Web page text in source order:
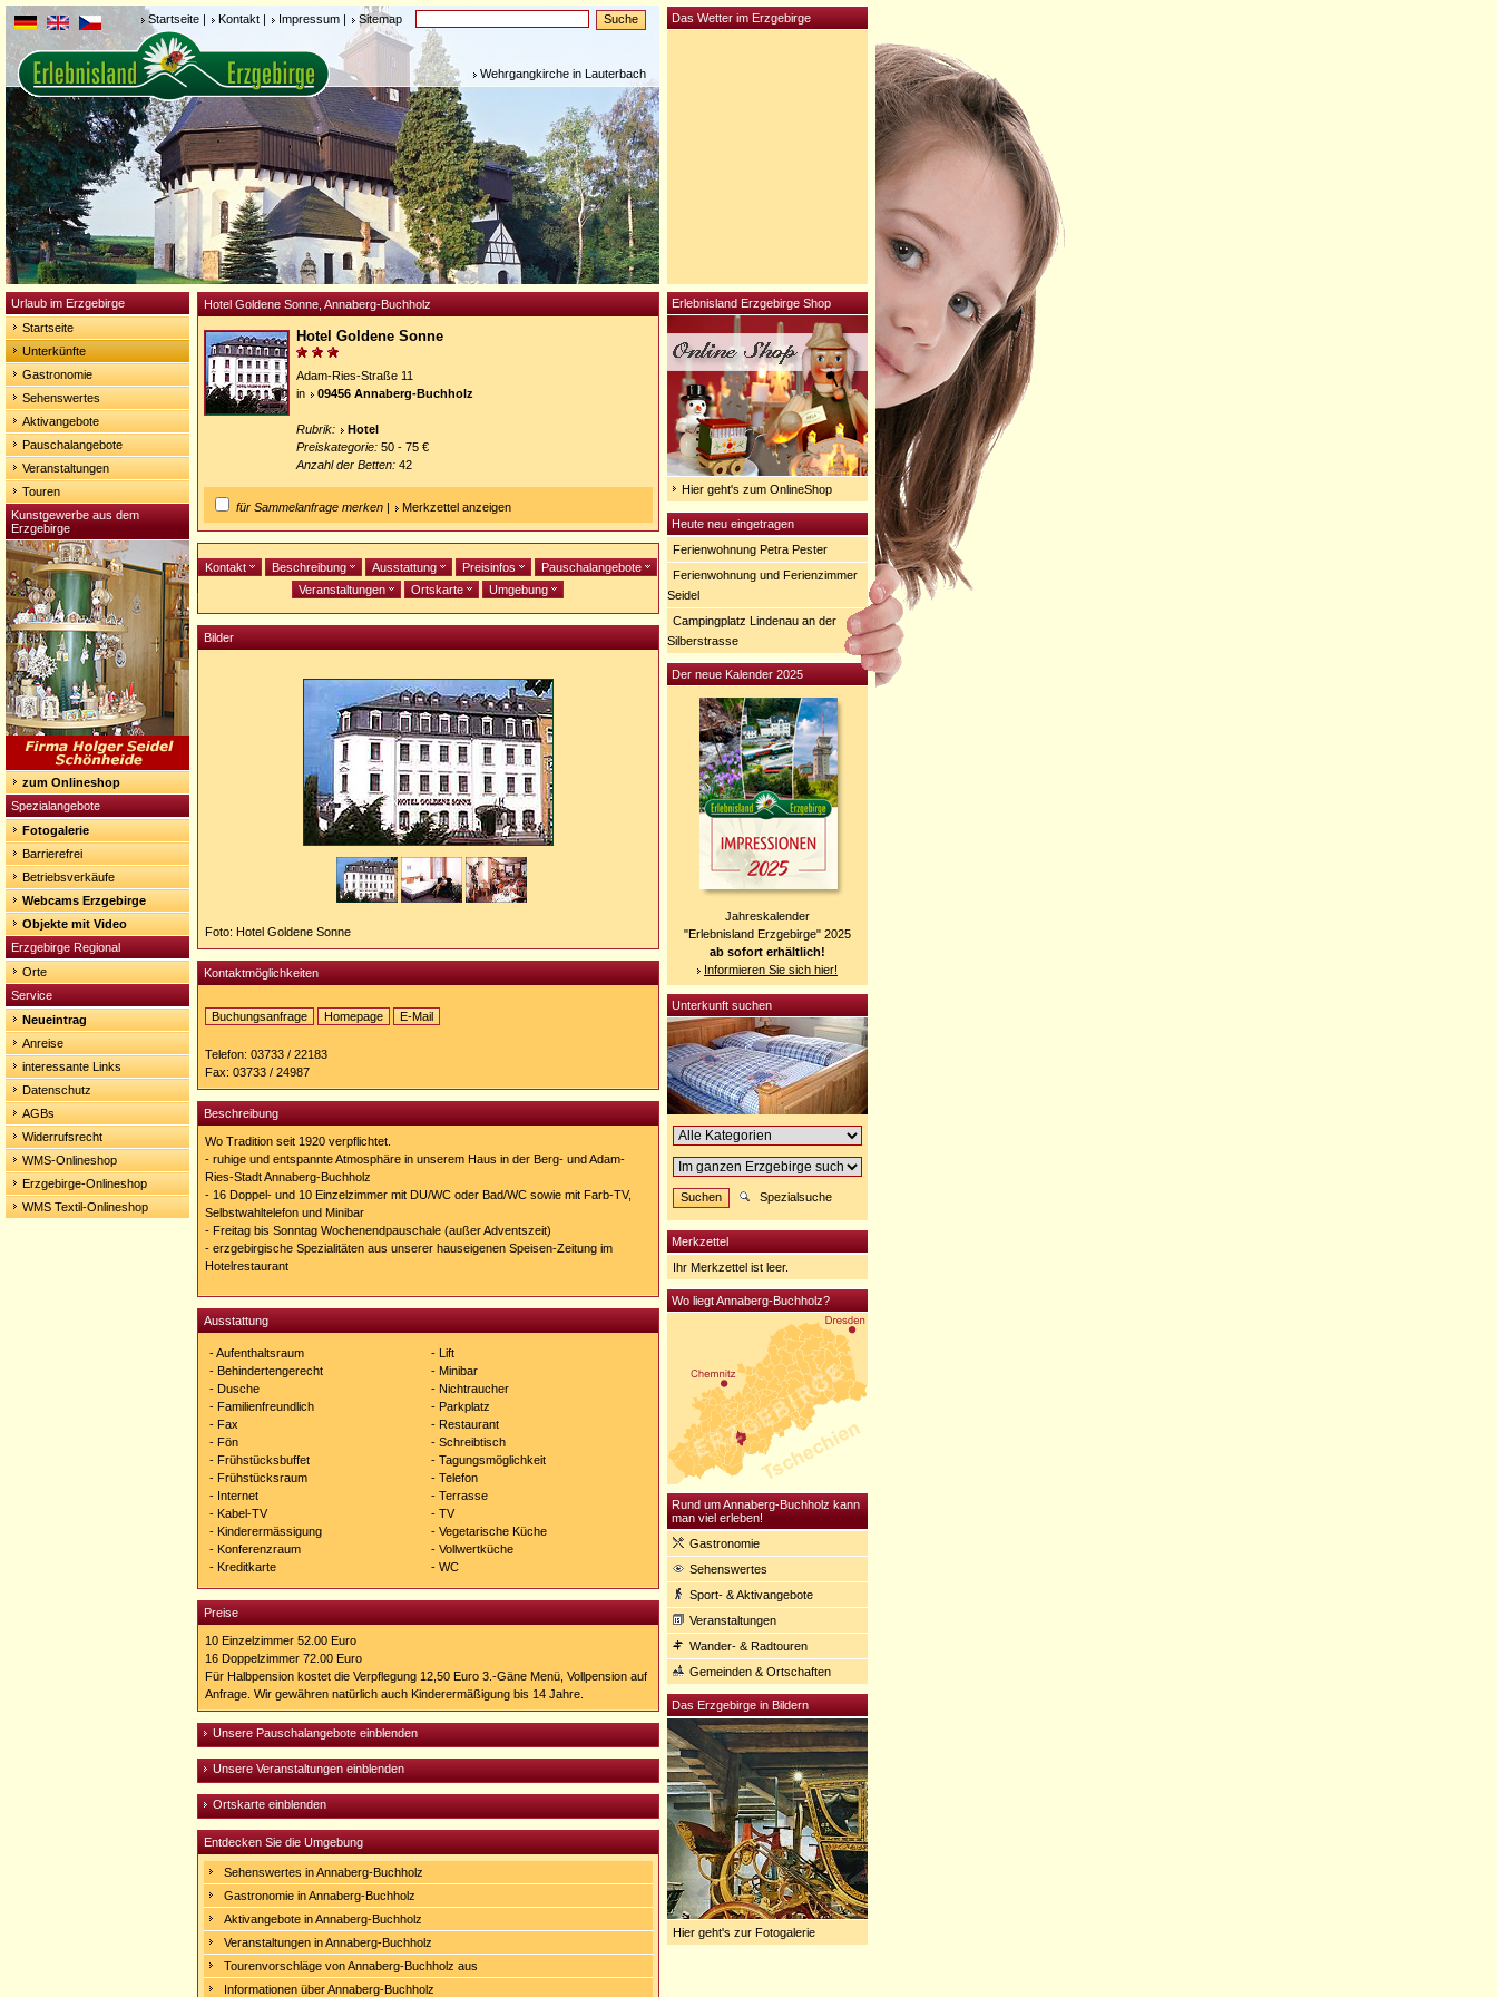
Startseite | Kontakt | Impressum | Sitemap
Wehrgangkirche in Lauterbach
Urlaub im Erzgebirge
Startseite
Unterkünfte
Gastronomie
Sehenswertes
Aktivangebote
Pauschalangebote
Veranstaltungen
Touren
Kunstgewerbe aus dem
Erzgebirge
zum Onlineshop
Spezialangebote
Fotogalerie
Barrierefrei
Betriebsverkäufe
Webcams Erzgebirge
Objekte mit Video
Erzgebirge Regional
Orte
Service
Neueintrag
Anreise
interessante Links
Datenschutz
AGBs
Widerrufsrecht
WMS-Onlineshop
Erzgebirge-Onlineshop
WMS Textil-Onlineshop
Hotel Goldene Sonne, Annaberg-Buchholz
Hotel Goldene Sonne
Adam-Ries-Straße 11
in
09456 Annaberg-Buchholz
Rubrik:
Hotel
Preiskategorie: 50 - 75 €
Anzahl der Betten: 42
für Sammelanfrage merken | Merkzettel anzeigen
Kontakt Beschreibung Ausstattung Preisinfos
Pauschalangebote
Veranstaltungen
Ortskarte Umgebung
Bilder
Foto: Hotel Goldene Sonne
Kontaktmöglichkeiten
Buchungsanfrage
Homepage
http://www.goldene-
sonne.de
E-Mail
Telefon: 03733 / 22183
Fax: 03733 / 24987
Beschreibung
Wo Tradition seit 1920 verpflichtet.
- ruhige und entspannte Atmosphäre in unserem Haus in der Berg- und Adam-
Ries-Stadt Annaberg-Buchholz
- 16 Doppel- und 10 Einzelzimmer mit DU/WC oder Bad/WC sowie mit Farb-TV,
Selbstwahltelefon und Minibar
- Freitag bis Sonntag Wochenendpauschale (außer Adventszeit)
- erzgebirgische Spezialitäten aus unserer hauseigenen Speisen-Zeitung im
Hotelrestaurant
Ausstattung
- Aufenthaltsraum
- Behindertengerecht
- Dusche
- Familienfreundlich
- Fax
- Fön
- Frühstücksbuffet
- Frühstücksraum
- Internet
- Kabel-TV
- Kinderermässigung
- Konferenzraum
- Kreditkarte
- Lift
- Minibar
- Nichtraucher
- Parkplatz
- Restaurant
- Schreibtisch
- Tagungsmöglichkeit
- Telefon
- Terrasse
- TV
- Vegetarische Küche
- Vollwertküche
- WC
Preise
10 Einzelzimmer 52.00 Euro
16 Doppelzimmer 72.00 Euro
Für Halbpension kostet die Verpflegung 12,50 Euro 3.-Gäne Menü, Vollpension auf
Anfrage. Wir gewähren natürlich auch Kinderermäßigung bis 14 Jahre.
Unsere Pauschalangebote einblenden
Unsere Veranstaltungen einblenden
Ortskarte einblenden
Entdecken Sie die Umgebung
Sehenswertes in Annaberg-Buchholz
Gastronomie in Annaberg-Buchholz
Aktivangebote in Annaberg-Buchholz
Veranstaltungen in Annaberg-Buchholz
Tourenvorschläge von Annaberg-Buchholz aus
Informationen über Annaberg-Buchholz
Erlebnisland Erzgebirge Shop
Hier geht's zum OnlineShop
Heute neu eingetragen
Ferienwohnung Petra Pester
Ferienwohnung und Ferienzimmer
Seidel
Campingplatz Lindenau an der
Silberstrasse
Der neue Kalender 2025
Jahreskalender
"Erlebnisland Erzgebirge" 2025
ab sofort erhältlich!
Informieren Sie sich hier!
Unterkunft suchen
Spezialsuche
Merkzettel
Ihr Merkzettel ist leer.
Wo liegt Annaberg-Buchholz?
Rund um Annaberg-Buchholz kann
man viel erleben!
Gastronomie
Sehenswertes
Sport- & Aktivangebote
Veranstaltungen
Wander- & Radtouren
Gemeinden & Ortschaften
Das Erzgebirge in Bildern
Hier geht's zur Fotogalerie
Das Wetter im Erzgebirge